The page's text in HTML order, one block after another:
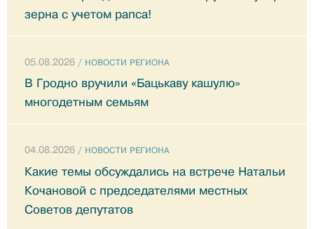
зерна с учетом рапса!
05.08.2026 / НОВОСТИ РЕГИОНА
В Гродно вручили «Бацькаву кашулю»
многодетным семьям
04.08.2026 / НОВОСТИ РЕГИОНА
Какие темы обсуждались на встрече Натальи
Кочановой с председателями местных
Советов депутатов